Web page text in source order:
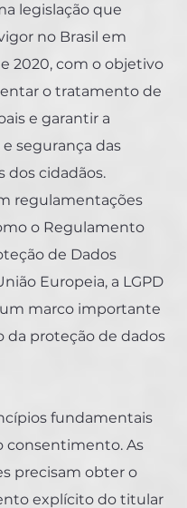
legislação que
no Brasil em
2020, com o objetivo
o tratamento de
e garantir a
segurança das
dos cidadãos.
regulamentações
o Regulamento
de Dados
Europeia, a LGPD
marco importante
da proteção de dados
fundamentais
consentimento. As
precisam obter o
explícito do titular